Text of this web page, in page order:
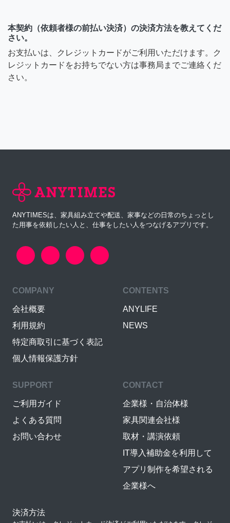
本契約（依頼者様の前払い決済）の決済方法を教えてくだ
さい。
お支払いは、クレジットカードがご利用いただけます。ク
レジットカードをお持ちでない方は事務局までご連絡くだ
さい。
ANYTIMESは、家具組み立てや配送、家事などの日常のちょっとし
た用事を依頼したい人と、仕事をしたい人をつなげるアプリです。
COMPANY
会社概要
利用規約
特定商取引に基づく表記
個人情報保護方針
CONTENTS
ANYLIFE
NEWS
SUPPORT
ご利用ガイド
よくある質問
お問い合わせ
CONTACT
企業様・自治体様
家具関連会社様
取材・講演依頼
IT導入補助金を利用して
アプリ制作を希望される
企業様へ
決済方法